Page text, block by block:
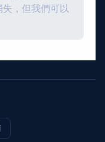
，但我們可以